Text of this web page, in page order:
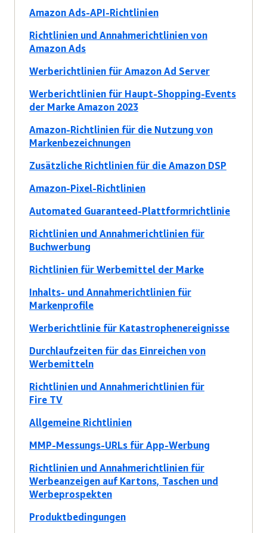
Amazon Ads-API-Richtlinien
Richtlinien und Annahmerichtlinien von
Amazon Ads
Werberichtlinien für Amazon Ad Server
Werberichtlinien für Haupt-Shopping-Events
der Marke Amazon 2023
Amazon-Richtlinien für die Nutzung von
Markenbezeichnungen
Zusätzliche Richtlinien für die Amazon DSP
Amazon-Pixel-Richtlinien
Automated Guaranteed-Plattformrichtlinie
Richtlinien und Annahmerichtlinien für
Buchwerbung
Richtlinien für Werbemittel der Marke
Inhalts- und Annahmerichtlinien für
Markenprofile
Werberichtlinie für Katastrophenereignisse
Durchlaufzeiten für das Einreichen von
Werbemitteln
Richtlinien und Annahmerichtlinien für
Fire TV
Allgemeine Richtlinien
MMP-Messungs-URLs für App-Werbung
Richtlinien und Annahmerichtlinien für
Werbeanzeigen auf Kartons, Taschen und
Werbeprospekten
Produktbedingungen